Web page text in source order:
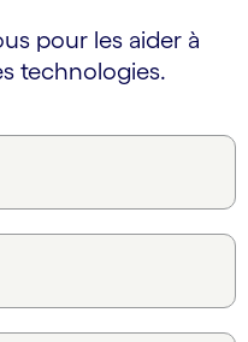
pour les aider à
technologies.